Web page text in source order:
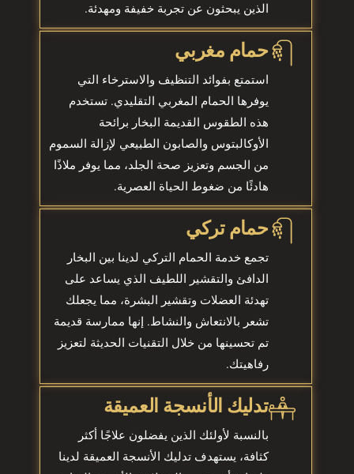
الذين يبحثون عن تجربة خفيفة ومهدئة.
حمام مغربي
استمتع بفوائد التنظيف والاسترخاء التي
يوفرها الحمام المغربي التقليدي. تستخدم
هذه الطقوس القديمة البخار برائحة
الأوكالبتوس والصابون الطبيعي لإزالة السموم
من الجسم وتعزيز صحة الجلد، مما يوفر ملاذًا
هادئًا من ضغوط الحياة العصرية.
حمام تركي
تجمع خدمة الحمام التركي لدينا بين البخار
الدافئ والتقشير اللطيف الذي يساعد على
تهدئة العضلات وتقشير البشرة، مما يجعلك
تشعر بالانتعاش والنشاط. إنها ممارسة قديمة
تم تحسينها من خلال التقنيات الحديثة لتعزيز
رفاهيتك.
تدليك الأنسجة العميقة
بالنسبة لأولئك الذين يفضلون علاجًا أكثر
كثافة، يستهدف تدليك الأنسجة العميقة لدينا